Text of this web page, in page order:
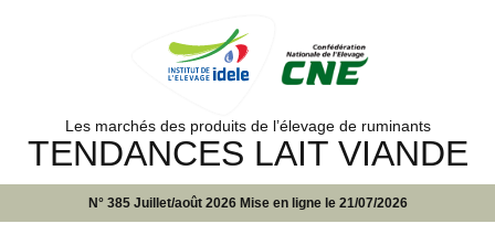
Les marchés des produits de l’élevage de ruminants
TENDANCES LAIT VIANDE
N° 385 Juillet/août 2026 Mise en ligne le 21/07/2026